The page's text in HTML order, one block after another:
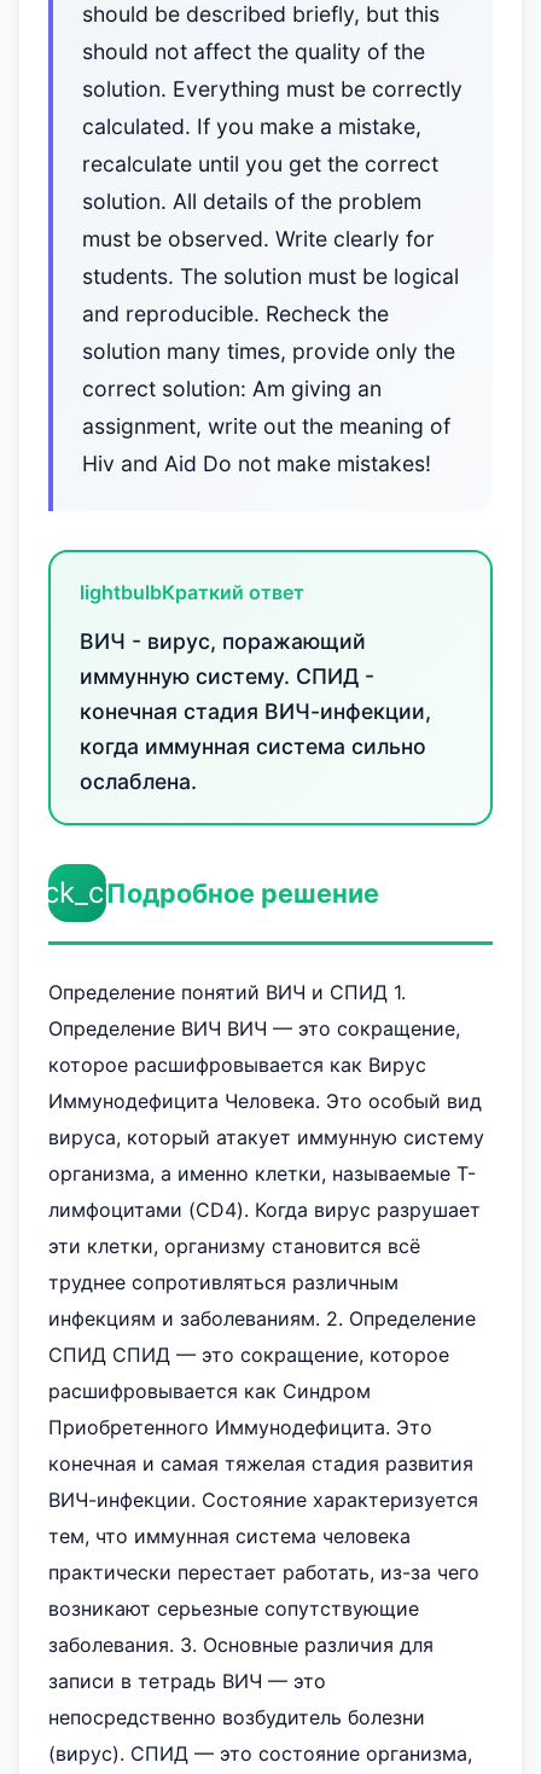
should be described briefly, but this
should not affect the quality of the
solution. Everything must be correctly
calculated. If you make a mistake,
recalculate until you get the correct
solution. All details of the problem
must be observed. Write clearly for
students. The solution must be logical
and reproducible. Recheck the
solution many times, provide only the
correct solution: Am giving an
assignment, write out the meaning of
Hiv and Aid Do not make mistakes!
lightbulbКраткий ответ
ВИЧ - вирус, поражающий
иммунную систему. СПИД -
конечная стадия ВИЧ-инфекции,
когда иммунная система сильно
ослаблена.
Подробное решение
Определение понятий ВИЧ и СПИД 1.
Определение ВИЧ ВИЧ — это сокращение,
которое расшифровывается как Вирус
Иммунодефицита Человека. Это особый вид
вируса, который атакует иммунную систему
организма, а именно клетки, называемые Т-
лимфоцитами (CD4). Когда вирус разрушает
эти клетки, организму становится всё
труднее сопротивляться различным
инфекциям и заболеваниям. 2. Определение
СПИД СПИД — это сокращение, которое
расшифровывается как Синдром
Приобретенного Иммунодефицита. Это
конечная и самая тяжелая стадия развития
ВИЧ-инфекции. Состояние характеризуется
тем, что иммунная система человека
практически перестает работать, из-за чего
возникают серьезные сопутствующие
заболевания. 3. Основные различия для
записи в тетрадь ВИЧ — это
непосредственно возбудитель болезни
(вирус). СПИД — это состояние организма,